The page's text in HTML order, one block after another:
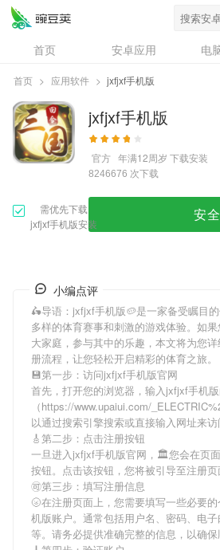
首页 安卓应用 电
资讯
专题
问答
首页 > 应用软件 > jxfjxf手机版
jxfjxf手机版
官方 年满12周岁 下载安装
8246676 次下载
需优先下载
jxfjxf手机版安装
安
小编点评
🛵导语： jxfjxf手机版🥔是一家备受瞩目
多样的体育赛事和刺激的游戏体验。如果
大家庭，参与其中的乐趣，本文将为您
册流程，让您轻松开启精彩的体育之旅。
💾第一步：访问jxfjxf手机版官网
首先，打开您的浏览器，输入jxfjxf手机版
（https://www.upaiui.com/
以通过搜索引擎搜索或直接输入网址来访
🎸第二步：点击注册按钮
一旦进入jxfjxf手机版官网，🏛您会在页
按钮。点击该按钮，您将被引导至注册页
🉑第三步：填写注册信息
🌝在注册页面上，您需要填写一些必要
机版账户。通常包括用户名、密码、电
等。请务必提供准确完整的信息，以确保